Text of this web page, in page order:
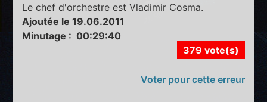
Le chef d'orchestre est Vladimir Cosma.
Ajoutée le 19.06.2011
Minutage : 00:29:40
379 vote(s)
Voter pour cette erreur